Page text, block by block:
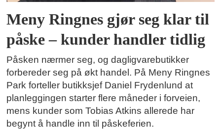
Meny Ringnes gjør seg klar til
påske – kunder handler tidlig
Påsken nærmer seg, og dagligvarebutikker
forbereder seg på økt handel. På Meny Ringnes
Park forteller butikksjef Daniel Frydenlund at
planleggingen starter flere måneder i forveien,
mens kunder som Tobias Atkins allerede har
begynt å handle inn til påskeferien.